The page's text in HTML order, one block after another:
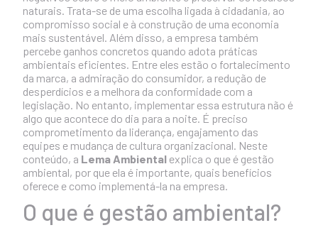
naturais. Trata-se de uma escolha ligada à cidadania, ao
compromisso social e à construção de uma economia
mais sustentável. Além disso, a empresa também
percebe ganhos concretos quando adota práticas
ambientais eficientes. Entre eles estão o fortalecimento
da marca, a admiração do consumidor, a redução de
desperdícios e a melhora da conformidade com a
legislação. No entanto, implementar essa estrutura não é
algo que acontece do dia para a noite. É preciso
comprometimento da liderança, engajamento das
equipes e mudança de cultura organizacional. Neste
conteúdo, a Lema Ambiental explica o que é gestão
ambiental, por que ela é importante, quais benefícios
oferece e como implementá-la na empresa.
O que é gestão ambiental?